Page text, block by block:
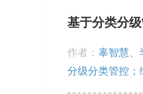
基于分类分
作者：辜智慧、
分级分类管控；